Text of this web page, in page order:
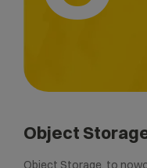
Object
Object Storage, to